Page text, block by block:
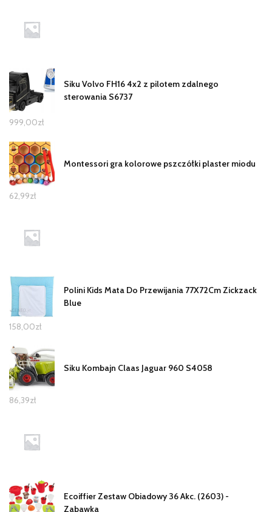
Siku Volvo FH16 4x2 z pilotem zdalnego
sterowania S6737
999,00zł
Montessori gra kolorowe pszczółki plaster miodu
62,99zł
Polini Kids Mata Do Przewijania 77X72Cm Zickzack
Blue
158,00zł
Siku Kombajn Claas Jaguar 960 S4058
86,39zł
Ecoiffier Zestaw Obiadowy 36 Akc. (2603) -
Zabawka